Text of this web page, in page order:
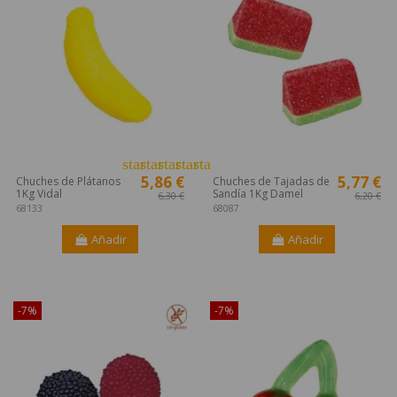
Chuches de Plátanos
1Kg Vidal
68133
5,86 €
6,30 €
starstarstarstarstar_border
Añadir
Chuches de Tajadas de
Sandía 1Kg Damel
68087
5,77 €
6,20 €
Añadir
-7%
-7%